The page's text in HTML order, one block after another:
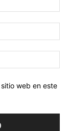
web en este